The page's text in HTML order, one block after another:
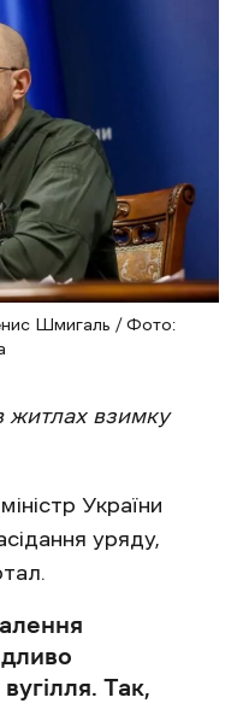
Шмигаль / Фото:
житлах взимку
України
уряду,
Так,